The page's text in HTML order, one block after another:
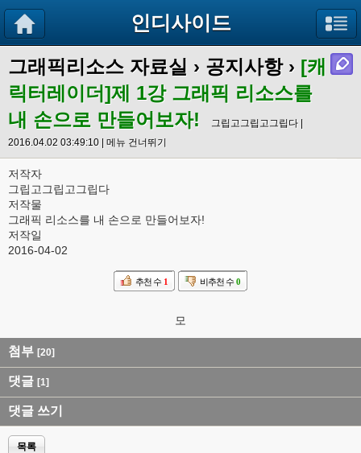
인디사이드
그래픽리소스 자료실 › 공지사항› [캐
릭터레이더]제 1강 그래픽 리소스를
내 손으로 만들어보자!
그립고그립고그립다 |
2016.04.02 03:49:10 | 메뉴 건너뛰기
저작자
그립고그립고그립다
저작물
그래픽 리소스를 내 손으로 만들어보자!
저작일
2016-04-02
추천 수 1 비추천 수 0
모
첨부 [20]
댓글 [1]
댓글 쓰기
목록